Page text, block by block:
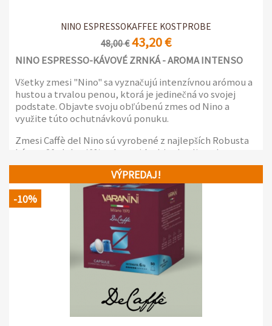
NINO ESPRESSOKAFFEE KOSTPROBE
48,00 € 43,20 €
NINO ESPRESSO-KÁVOVÉ ZRNKÁ - AROMA INTENSO
Všetky zmesi "Nino" sa vyznačujú intenzívnou arómou a
hustou a trvalou penou, ktorá je jedinečná vo svojej
podstate. Objavte svoju obľúbenú zmes od Nino a
využite túto ochutnávkovú ponuku.
Zmesi Caffè del Nino sú vyrobené z najlepších Robusta
káv a z 30 alebo 40% vybranej Arabica kvality, aby
ponúkli espresso kávy, ktoré sa vyznačujú intenzívnymi
arómami, ale sú aj bohaté na nuansy.
2 x 1kg balenia s ventilom na ochranu arómy
VÝPREDAJ!
-10%